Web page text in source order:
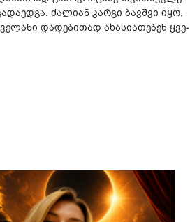
ძა­ლი­ან კარ­გი ბავ­შვი იყო,
და­დე­ბი­თად ახა­სი­ა­თე­ბენ ყვე­